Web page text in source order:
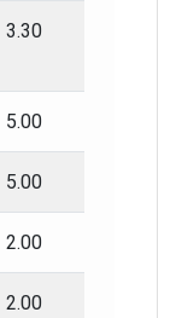
3.30
5.00
5.00
2.00
2.00